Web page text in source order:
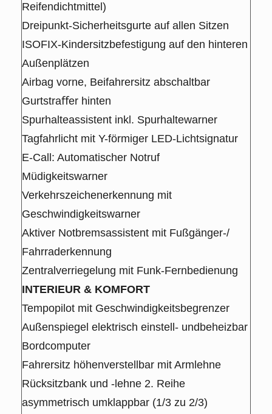
Reifendichtmittel)
Dreipunkt-Sicherheitsgurte auf allen Sitzen
ISOFIX-Kindersitzbefestigung auf den hinteren
Außenplätzen
Airbag vorne, Beifahrersitz abschaltbar
Gurtstraﬀer hinten
Spurhalteassistent inkl. Spurhaltewarner
Tagfahrlicht mit Y-förmiger LED-Lichtsignatur
E-Call: Automatischer Notruf
Müdigkeitswarner
Verkehrszeichenerkennung mit
Geschwindigkeitswarner
Aktiver Notbremsassistent mit Fußgänger-/
Fahrraderkennung
Zentralverriegelung mit Funk-Fernbedienung
INTERIEUR & KOMFORT
Tempopilot mit Geschwindigkeitsbegrenzer
Außenspiegel elektrisch einstell- undbeheizbar
Bordcomputer
Fahrersitz höhenverstellbar mit Armlehne
Rücksitzbank und -lehne 2. Reihe
asymmetrisch umklappbar (1/3 zu 2/3)